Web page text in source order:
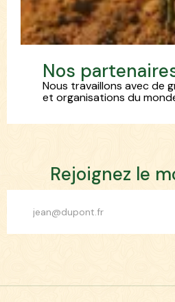
Nos partenaire
Nous travaillons avec de
et organisations du
Rejoignez le m